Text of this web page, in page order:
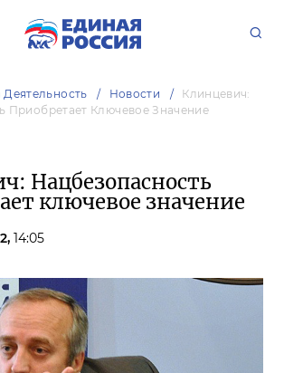
Новости
Клинцевич:
Приобретает Ключевое Значение
Нацбезопасность
ключевое значение
14:05